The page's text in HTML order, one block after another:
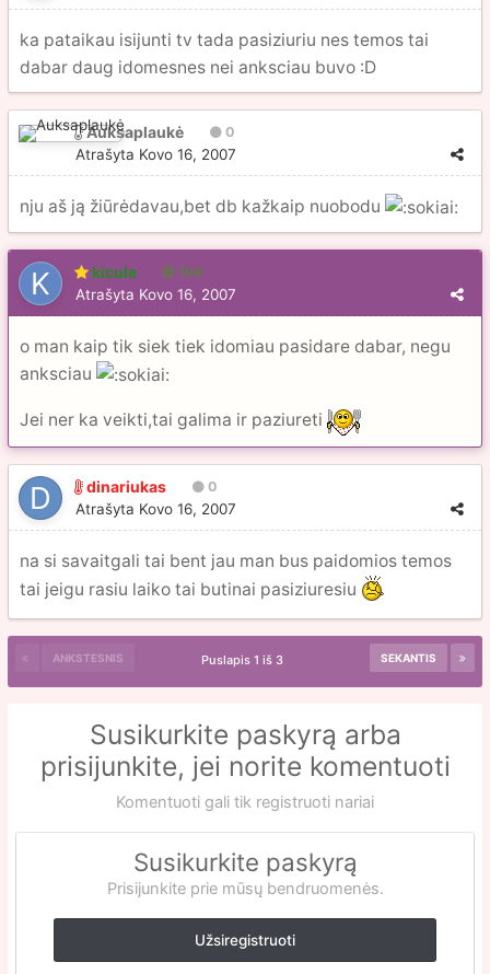
ka pataikau isijunti tv tada pasiziuriu nes temos tai
dabar daug idomesnes nei anksciau buvo :D
Auksaplaukė 0
Atrašyta Kovo 16, 2007
nju aš ją žiūrėdavau,bet db kažkaip nuobodu
kicule 104
Atrašyta Kovo 16, 2007
o man kaip tik siek tiek idomiau pasidare dabar, negu
anksciau
Jei ner ka veikti,tai galima ir paziureti
dinariukas 0
Atrašyta Kovo 16, 2007
na si savaitgali tai bent jau man bus paidomios temos
tai jeigu rasiu laiko tai butinai pasiziuresiu
ANKSTESNIS SEKANTIS
Puslapis 1 iš 3
Susikurkite paskyrą arba
prisijunkite, jei norite komentuoti
Komentuoti gali tik registruoti nariai
Susikurkite paskyrą
Prisijunkite prie mūsų bendruomenės.
Užsiregistruoti